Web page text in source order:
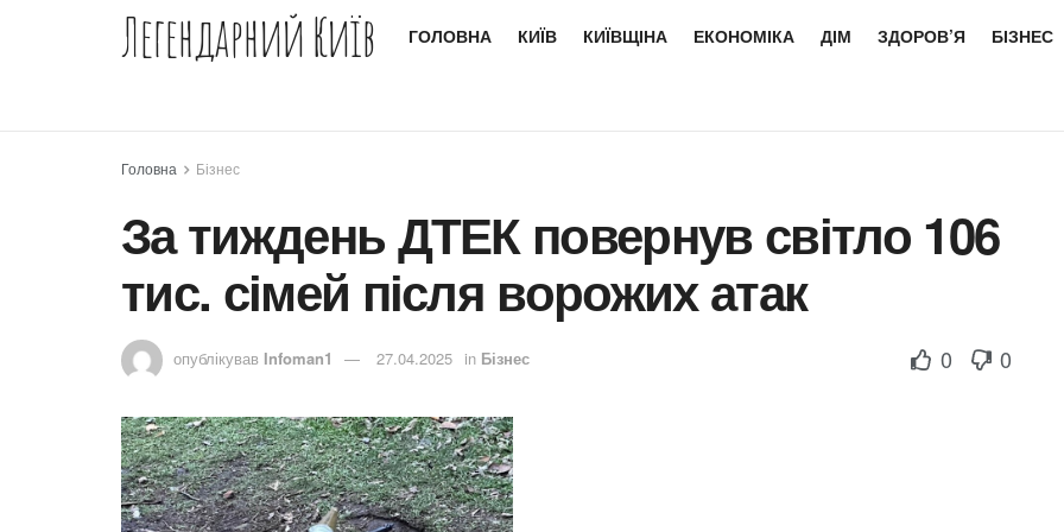
Легендарний Київ ГОЛОВНА КИЇВ КИЇВЩІНА ЕКОНОМІКА ДІМ ЗДОРОВ’Я БІЗНЕС
Головна Бізнес
За тиждень ДТЕК повернув світло 106
тис. сімей після ворожих атак
опублікував Infoman1 27.04.2025 in Бізнес 0 0